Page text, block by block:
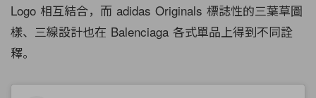
Logo 相互結合，而 adidas Originals 標誌性的三葉草圖
樣、三線設計也在 Balenciaga 各式單品上得到不同詮
釋。